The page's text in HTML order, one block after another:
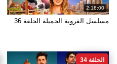
2:18:00
مسلسل القروية الجميلة الحلقة 36
الحلقة 34